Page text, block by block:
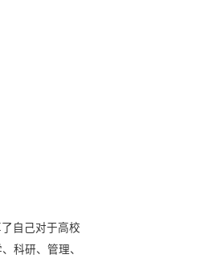
自己对于高校
科研、管理、